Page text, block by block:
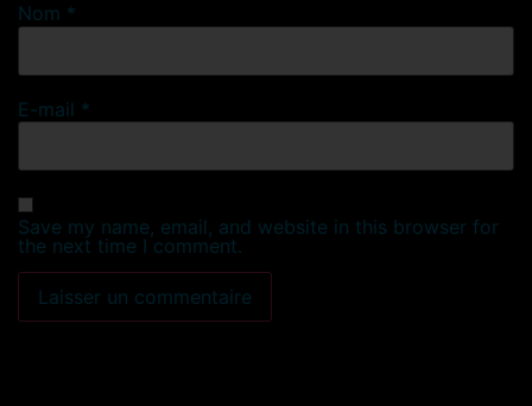
Nom *
E-mail *
Save my name, email, and website in this browser for
the next time I comment.